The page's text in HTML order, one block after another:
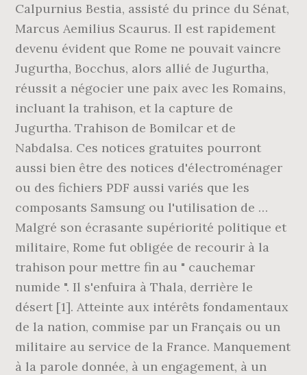
Calpurnius Bestia, assisté du prince du Sénat,
Marcus Aemilius Scaurus. Il est rapidement
devenu évident que Rome ne pouvait vaincre
Jugurtha, Bocchus, alors allié de Jugurtha,
réussit a négocier une paix avec les Romains,
incluant la trahison, et la capture de
Jugurtha. Trahison de Bomilcar et de
Nabdalsa. Ces notices gratuites pourront
aussi bien être des notices d'électroménager
ou des fichiers PDF aussi variés que les
composants Samsung ou l'utilisation de …
Malgré son écrasante supériorité politique et
militaire, Rome fut obligée de recourir à la
trahison pour mettre fin au " cauchemar
numide ". Il s'enfuira à Thala, derrière le
désert [1]. Atteinte aux intérêts fondamentaux
de la nation, commise par un Français ou un
militaire au service de la France. Manquement
à la parole donnée, à un engagement, à un